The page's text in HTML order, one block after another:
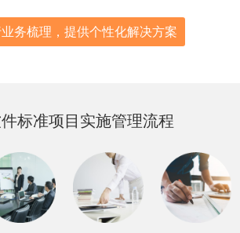
务梳理，提供个性化解决方案
标准项目实施管理流程